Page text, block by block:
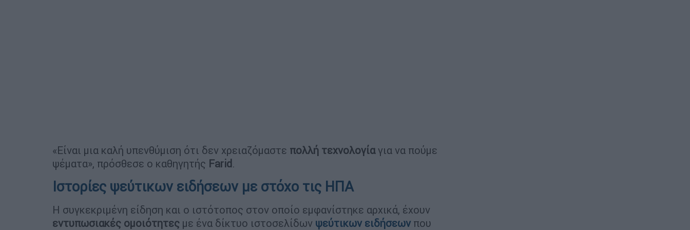
«Είναι μια καλή υπενθύμιση ότι δεν χρειαζόμαστε πολλή τεχνολογίαγια να πούμε
ψέματα», πρόσθεσε ο καθηγητής Farid .
Ιστορίες ψεύτικων ειδήσεων με στόχο τις ΗΠΑ
Η συγκεκριμένη είδηση και ο ιστότοπος στον οποίο εμφανίστηκε αρχικά, έχουν
εντυπωσιακές ομοιότητες με ένα δίκτυο ιστοσελίδων ψεύτικων ειδήσεωνπου